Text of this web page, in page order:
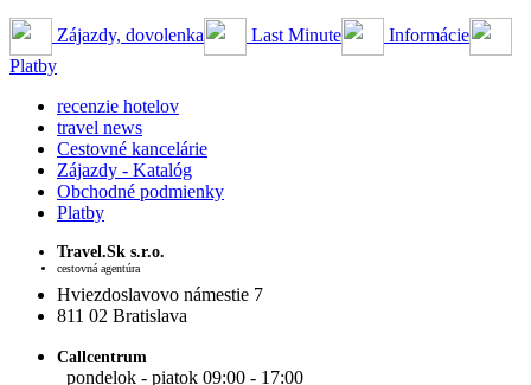
Zájazdy, dovolenka Last Minute
Informácie
Platby
recenzie hotelov
travel news
Cestovné kancelárie
Zájazdy - Katalóg
Obchodné podmienky
Platby
Travel.Sk s.r.o.
cestovná agentúra
Hviezdoslavovo námestie 7
811 02 Bratislava
Callcentrum
pondelok - piatok 09:00 - 17:00